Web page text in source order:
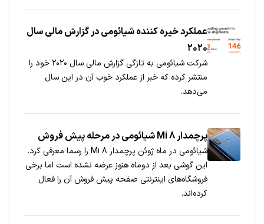
عملکرد خیره کننده شیائومی در گزارش مالی سال
۲۰۲۰
شرکت شیائومی به تازگی گزارش مالی سال ۲۰۲۰ خود را
منتشر کرده که خبر از عملکرد خوب آن در این سال
می‌دهد.
پرچمدار Mi 8 شیائومی در مرحله پیش فروش
شیائومی در ماه ژوئن پرچمدار Mi 8 را رسما معرفی کرد.
این گوشی بعد از دوماه هنوز عرضه نشده است اما برخی
فروشگاه‌های اینترنتی صفحه پیش فروش آن را فعال
کرده‌اند.